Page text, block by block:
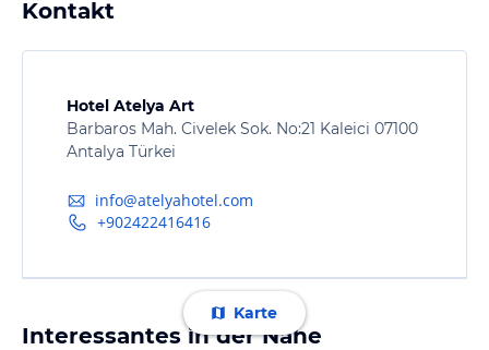
Kontakt
Hotel Atelya Art
Barbaros Mah. Civelek Sok. No:21 Kaleici 07100
Antalya Türkei
info@atelyahotel.com
+902422416416
Karte
Interessantes in der Nähe